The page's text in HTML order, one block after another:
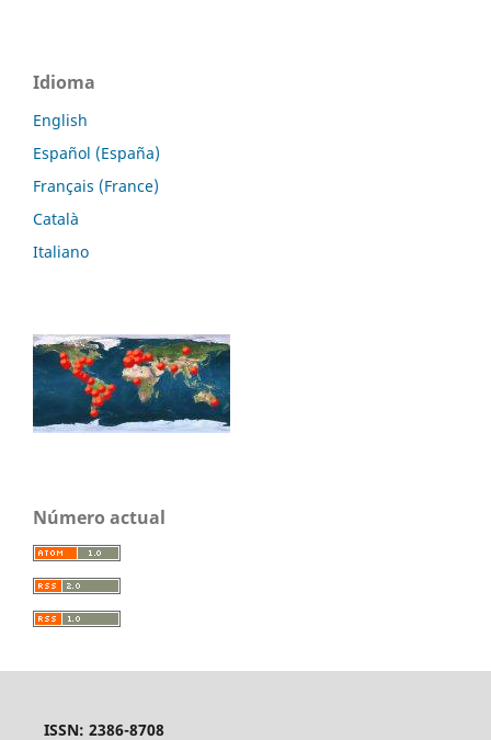
Idioma
English
Español (España)
Français (France)
Català
Italiano
Número actual
ISSN: 2386-8708